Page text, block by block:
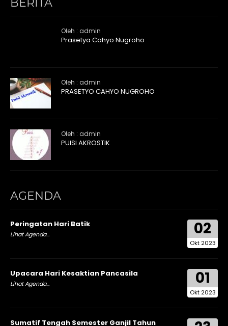
BERITA
Oleh : admin
Prasetya Cahyo Nugroho
Oleh : admin
PRASETYO CAHYO NUGROHO
Oleh : admin
PUISI AKROSTIK
AGENDA
02
Okt 2023
Peringatan Hari Batik
Lihat Agenda...
01
Okt 2023
Upacara Hari Kesaktian Pancasila
Lihat Agenda...
Sumatif Tengah Semester Ganjil Tahun